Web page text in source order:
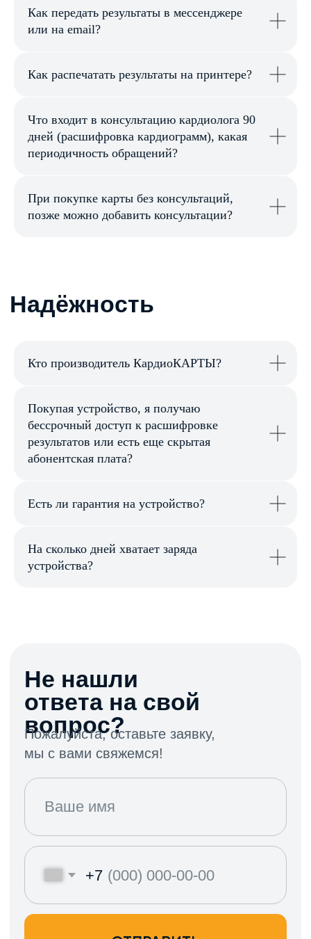
Как передать результаты в мессенджере
или на email?
Как распечатать результаты на принтере?
Что входит в консультацию кардиолога 90
дней (расшифровка кардиограмм), какая
периодичность обращений?
При покупке карты без консультаций,
позже можно добавить консультации?
Кто производитель КардиоКАРТЫ?
Покупая устройство, я получаю
бессрочный доступ к расшифровке
результатов или есть еще скрытая
абонентская плата?
Есть ли гарантия на устройство?
На сколько дней хватает заряда
устройства?
Telegram
Юридическая информация
Политика конфиденциальности
КардиоКАРТА
2024 © Все права защищены
Партнерская программа для организаций